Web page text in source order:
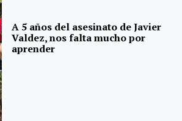
A 5 años del asesinato de Javier
Valdez, nos falta mucho por
aprender